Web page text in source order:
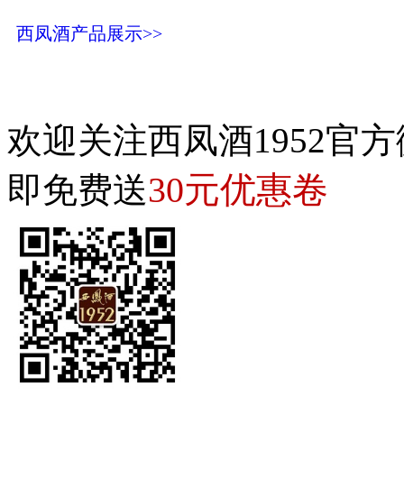
西凤酒产品展示>>
欢迎关注西凤酒1952官
即免费送30元优惠卷